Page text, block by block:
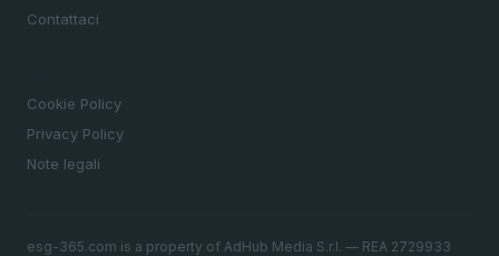
Contattaci
Cookie Policy
Privacy Policy
Note legali
esg-365.com is a property of AdHub Media S.r.l. — REA 2729933